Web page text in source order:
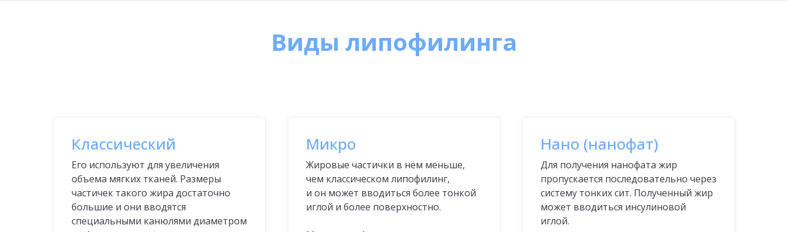
Виды липофилинга
Классический
Его используют для увеличения
объема мягких тканей. Размеры
частичек такого жира достаточно
большие и они вводятся
специальными канюлями диаметром
Микро
Жировые частички в нём меньше,
чем классическом липофилинг,
и он может вводиться более тонкой
иглой и более поверхностно.
Нано (нанофат)
Для получения нанофата жир
пропускается последовательно через
систему тонких сит. Полученный жир
может вводиться инсулиновой
иглой.